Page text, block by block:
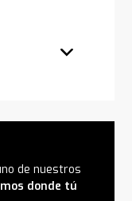
de nuestros
donde tú